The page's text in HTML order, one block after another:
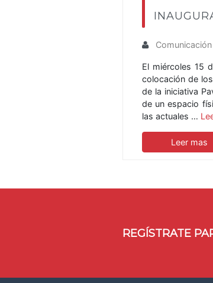
El miércoles 15
colocación de
de la iniciativa
de un espacio
las actuales …
Leer mas
REGÍSTRATE